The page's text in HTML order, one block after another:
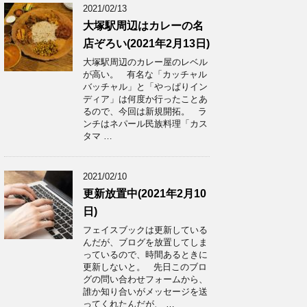
2021/02/13
大塚駅周辺はカレーの名
店ぞろい(2021年2月13日)
大塚駅周辺のカレー屋のレベル
が高い。 有名な「カッチャル
バッチャル」と「やっぱりイン
ディア」は何度か行ったことあ
るので、今回は新規開拓。 ラ
ンチはネパール民族料理「カス
タマ …
2021/02/10
更新放置中(2021年2月10
日)
フェイスブックは更新している
んだが、ブログを放置してしま
っているので、時間あるときに
更新しないと。 先日このブロ
グの問い合わせフォームから、
誰か知り合いがメッセージを送
ってくれたんだが、 …